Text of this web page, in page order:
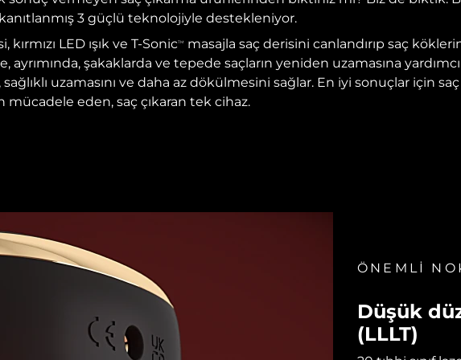
3 güçlü teknolojiyle destekleniyor.
kırmızı LED ışık ve T-SonicTM
masajla saç derisini canlandırıp saç
ayrımında, şakaklarda ve tepede saçların yeniden uzamasına
sağlıklı uzamasını ve daha az dökülmesini sağlar. En iyi sonuçlar için saç
mücadele eden, saç çıkaran tek cihaz.
ÖNEMLİ
Düşük
(LLLT)